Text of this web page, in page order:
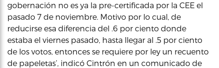
gobernación no es ya la pre-certificada por la CEE el
pasado 7 de noviembre. Motivo por lo cual, de
reducirse esa diferencia del .6 por ciento donde
estaba el viernes pasado, hasta llegar al .5 por ciento
de los votos, entonces se requiere por ley un recuento
de papeletas’, indicó Cintrón en un comunicado de